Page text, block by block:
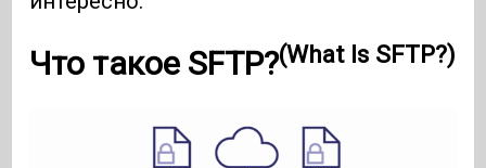
Что такое SFTP?(What Is SFTP?)